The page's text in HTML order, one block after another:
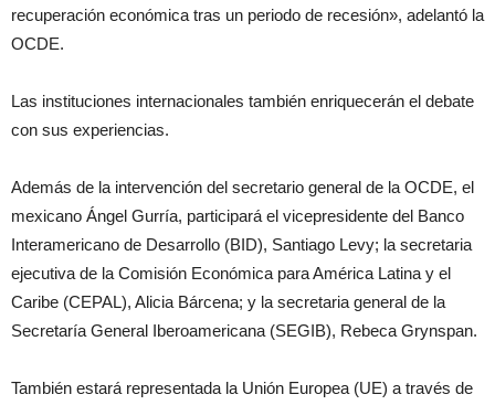
recuperación económica tras un periodo de recesión», adelantó la
OCDE.
Las instituciones internacionales también enriquecerán el debate
con sus experiencias.
Además de la intervención del secretario general de la OCDE, el
mexicano Ángel Gurría, participará el vicepresidente del Banco
Interamericano de Desarrollo (BID), Santiago Levy; la secretaria
ejecutiva de la Comisión Económica para América Latina y el
Caribe (CEPAL), Alicia Bárcena; y la secretaria general de la
Secretaría General Iberoamericana (SEGIB), Rebeca Grynspan.
También estará representada la Unión Europea (UE) a través de